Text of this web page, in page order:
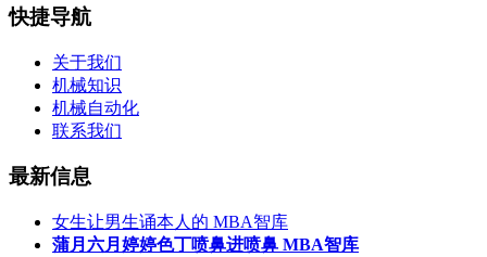
快捷导航
关于我们
机械知识
机械自动化
联系我们
最新信息
女生让男生诵本人的 MBA智库
蒲月六月婷婷色丁喷鼻进喷鼻 MBA智库